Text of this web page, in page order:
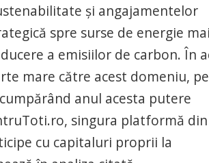
şi angajamentelor
spre surse de energie mai
a emisiilor de carbon. În
mare către acest domeniu,
anul acesta putere
singura platformă din
cu capitaluri proprii la